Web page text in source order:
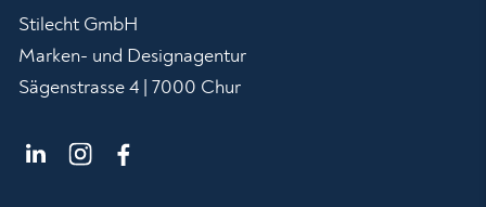
Stilecht GmbH
Marken- und Designagentur
Sägenstrasse 4 | 7000 Chur